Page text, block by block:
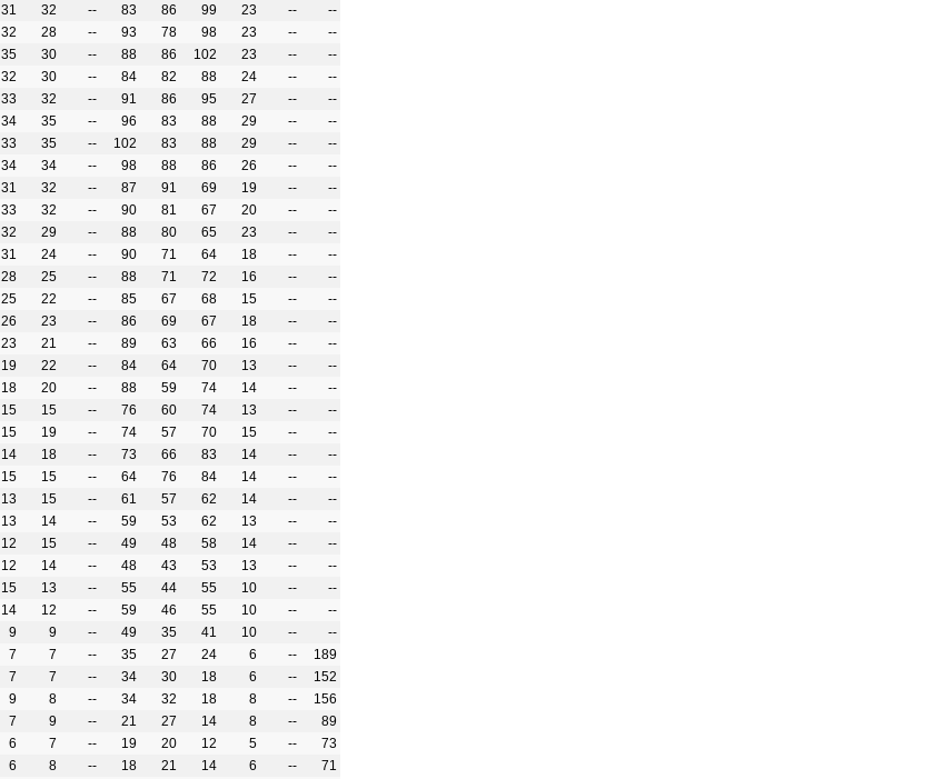
31 32 -- 83 86 99 23 --
--
32 28 -- 93 78 98 23 --
--
35 30 -- 88 86 102 23 --
--
32 30 -- 84 82 88 24 --
--
33 32 -- 91 86 95 27 --
--
34 35 -- 96 83 88 29 --
--
33 35 -- 102 83 88 29 --
--
34 34 -- 98 88 86 26 --
--
31 32 -- 87 91 69 19 --
--
33 32 -- 90 81 67 20 --
--
32 29 -- 88 80 65 23 --
--
31 24 -- 90 71 64 18 --
--
28 25 -- 88 71 72 16 --
--
25 22 -- 85 67 68 15 --
--
26 23 -- 86 69 67 18 --
--
23 21 -- 89 63 66 16 --
--
19 22 -- 84 64 70 13 --
--
18 20 -- 88 59 74 14 --
--
15 15 -- 76 60 74 13 --
--
15 19 -- 74 57 70 15 --
--
14 18 -- 73 66 83 14 --
--
15 15 -- 64 76 84 14 --
--
13 15 -- 61 57 62 14 --
--
13 14 -- 59 53 62 13 --
--
12 15 -- 49 48 58 14 --
--
12 14 -- 48 43 53 13 --
--
15 13 -- 55 44 55 10 --
--
14 12 -- 59 46 55 10 --
--
9 9 -- 49 35 41 10 --
--
7 7 -- 35 27 24 6 --
189
7 7 -- 34 30 18 6 --
152
9 8 -- 34 32 18 8 --
156
7 9 -- 21 27 14 8 --
89
6 7 -- 19 20 12 5 --
73
6 8 -- 18 21 14 6 --
71